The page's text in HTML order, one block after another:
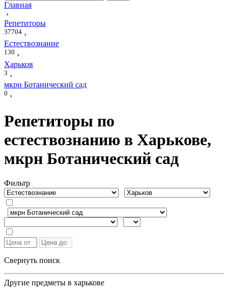
Главная
›
Репетиторы
37704 ›
Естествознание
130 ›
Харьков
3 ›
мкрн Ботанический сад
0 ›
Репетиторы по
естествознанию в Харькове,
мкрн Ботанический сад
Фильтр
Свернуть поиск
Другие предметы в харькове